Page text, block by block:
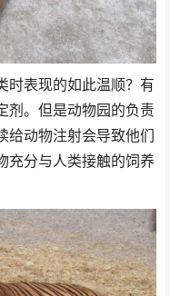
时表现的如此温顺？有
剂。但是动物园的负责
给动物注射会导致他们
充分与人类接触的饲养